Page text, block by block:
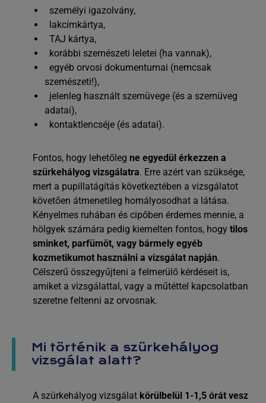
személyi igazolvány,
lakcímkártya,
TAJ kártya,
korábbi szemészeti leletei (ha vannak),
egyéb orvosi dokumentumai (nemcsak
szemészeti!),
jelenleg használt szemüvege (és a szemüveg
adatai),
kontaktlencséje (és adatai).
Fontos, hogy lehetőleg ne egyedül érkezzen a
szürkehályog vizsgálatra. Erre azért van szüksége,
mert a pupillatágítás következtében a vizsgálatot
követően átmenetileg homályosodhat a látása.
Kényelmes ruhában és cipőben érdemes mennie, a
hölgyek számára pedig kiemelten fontos, hogy tilos
sminket, parfümöt, vagy bármely egyéb
kozmetikumot használni a vizsgálat napján.
Célszerű összegyűjteni a felmerülő kérdéseit is,
amiket a vizsgálattal, vagy a műtéttel kapcsolatban
szeretne feltenni az orvosnak.
Mi történik a szürkehályog
vizsgálat alatt?
A szürkehályog vizsgálat körülbelül 1-1,5 órát vesz